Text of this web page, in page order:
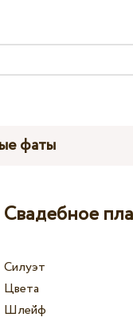
фаты
Свадебное
Силуэт
Цвета
Шлейф